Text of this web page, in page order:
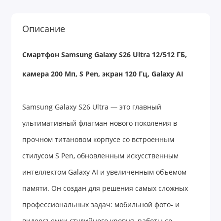
Описание
Смартфон Samsung Galaxy S26 Ultra 12/512 ГБ,
камера 200 Мп, S Pen, экран 120 Гц, Galaxy AI
Samsung Galaxy S26 Ultra — это главный
ультимативный флагман нового поколения в
прочном титановом корпусе со встроенным
стилусом S Pen, обновленным искусственным
интеллектом Galaxy AI и увеличенным объемом
памяти. Он создан для решения самых сложных
профессиональных задач: мобильной фото- и